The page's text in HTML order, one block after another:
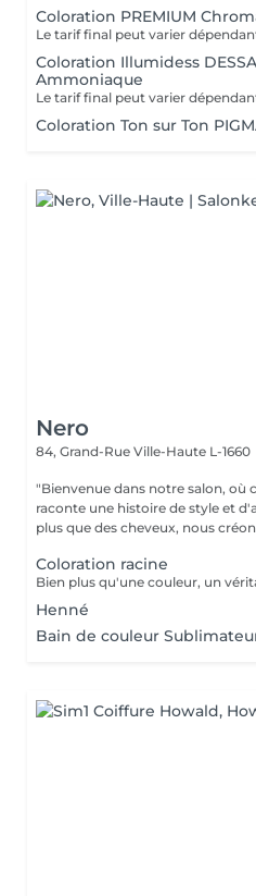
Coloration PREMIUM
Coloration Illumidess
Ammoniaque
Coloration Ton sur Ton
Nero
84, Grand-Rue Ville-Haute L-1660
"Bienvenue dans notre salon, où
raconte une histoire de style et
plus que des cheveux, nous
Coloration racine
Henné
Bain de couleur